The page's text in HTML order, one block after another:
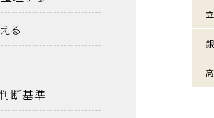
る
断基準